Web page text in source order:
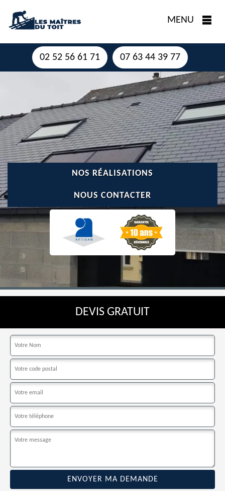
MENU
02 52 56 61 71 07 63 44 39 77
NOS RÉALISATIONS
NOUS CONTACTER
DEVIS GRATUIT